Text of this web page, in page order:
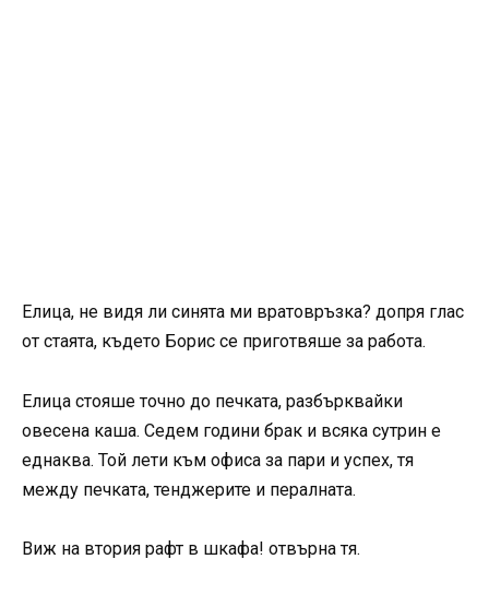
Елица, не видя ли синята ми вратовръзка? допря глас
от стаята, където Борис се приготвяше за работа.
Елица стояше точно до печката, разбърквайки
овесена каша. Седем години брак и всяка сутрин е
еднаква. Той лети към офиса за пари и успех, тя
между печката, тенджерите и пералната.
Виж на втория рафт в шкафа! отвърна тя.